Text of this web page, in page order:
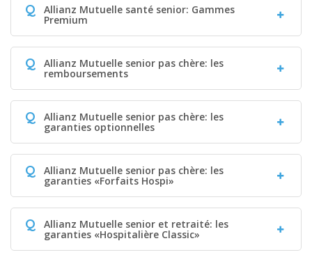
Q Allianz Mutuelle santé senior: Gammes
Premium
Q Allianz Mutuelle senior pas chère: les
remboursements
Q Allianz Mutuelle senior pas chère: les
garanties optionnelles
Q Allianz Mutuelle senior pas chère: les
garanties «Forfaits Hospi»
Q Allianz Mutuelle senior et retraité: les
garanties «Hospitalière Classic»